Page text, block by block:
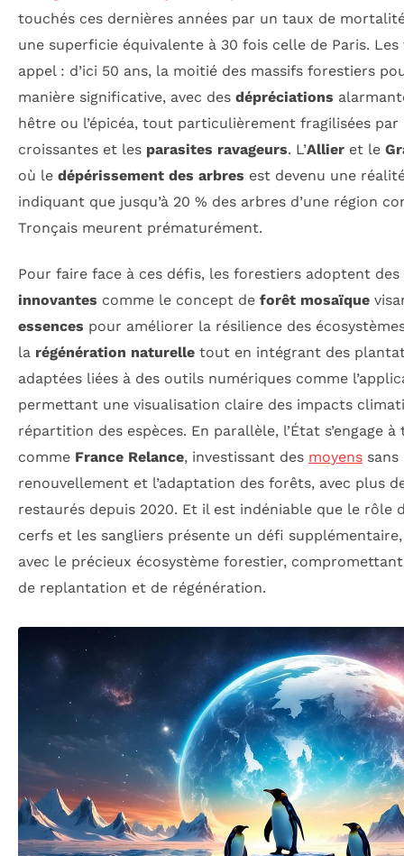
touchés ces dernières années par un taux de
une superficie équivalente à 30 fois celle de Paris.
appel : d’ici 50 ans, la moitié des massifs forestiers
manière significative, avec des dépréciations
hêtre ou l’épicéa, tout particulièrement fragilisées
croissantes et les parasites ravageurs. L’Allier et le
où le dépérissement des arbres est devenu une
indiquant que jusqu’à 20 % des arbres d’une région
Tronçais meurent prématurément.
Pour faire face à ces défis, les forestiers adoptent
innovantes comme le concept de forêt mosaïque
essences pour améliorer la résilience des
la régénération naturelle tout en intégrant des
adaptées liées à des outils numériques comme
permettant une visualisation claire des impacts
répartition des espèces. En parallèle, l’État s’engage
comme France Relance, investissant des moyens
renouvellement et l’adaptation des forêts, avec plus
restaurés depuis 2020. Et il est indéniable que le rôle
cerfs et les sangliers présente un défi
avec le précieux écosystème forestier,
de replantation et de régénération.